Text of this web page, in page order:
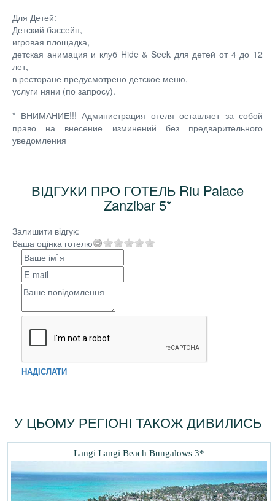
Для Детей:
Детский бассейн,
игровая площадка,
детская анимация и клуб Hide & Seek для детей от 4 до 12
лет,
в ресторане предусмотрено детское меню,
услуги няни (по запросу).
* ВНИМАНИЕ!!! Администрация отеля оставляет за собой
право на внесение изминений без предварительного
уведомления
ВІДГУКИ ПРО ГОТЕЛЬ Riu Palace
Zanzibar 5*
Залишити відгук:
Ваша оцінка готелю
НАДІСЛАТИ
У ЦЬОМУ РЕГІОНІ ТАКОЖ ДИВИЛИСЬ
Langi Langi Beach Bungalows 3*